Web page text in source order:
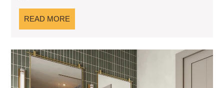
READ MORE
MORE